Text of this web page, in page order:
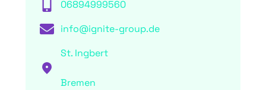
06894999560
info@ignite-group.de
St. Ingbert
Bremen